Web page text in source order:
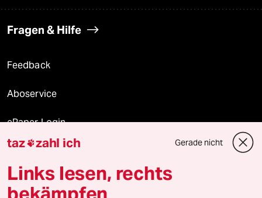
Fragen & Hilfe
Feedback
Aboservice
ePaper Login
Downloads für Abonnierende
taz zahl ich Gerade nicht
Links lesen, rechts